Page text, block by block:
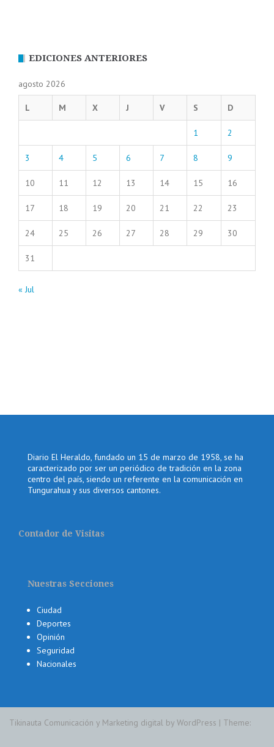
EDICIONES ANTERIORES
agosto 2026
L M X J V S D
1 2
3 4 5 6 7 8 9
10 11 12 13 14 15 16
17 18 19 20 21 22 23
24 25 26 27 28 29 30
31
« Jul
Diario El Heraldo, fundado un 15 de marzo de 1958, se ha
caracterizado por ser un periódico de tradición en la zona
centro del país, siendo un referente en la comunicación en
Tungurahua y sus diversos cantones.
Contador de Visitas
Nuestras Secciones
Ciudad
Deportes
Opinión
Seguridad
Nacionales
Tikinauta Comunicación y Marketing digital by WordPress | Theme: